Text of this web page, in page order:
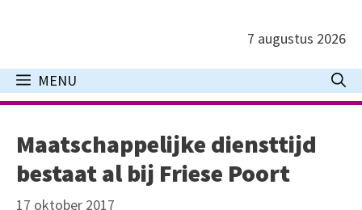
inhoud
7 augustus 2026
MENU
Maatschappelijke diensttijd
bestaat al bij Friese Poort
17 oktober 2017